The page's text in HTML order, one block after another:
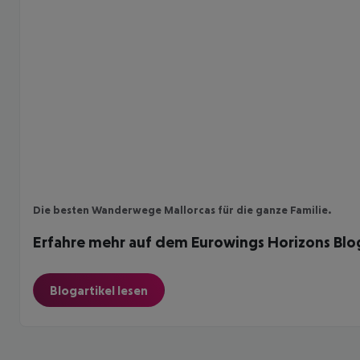
Die besten Wanderwege Mallorcas für die ganze Familie.
Erfahre mehr auf dem Eurowings Horizons
Blogartikel lesen